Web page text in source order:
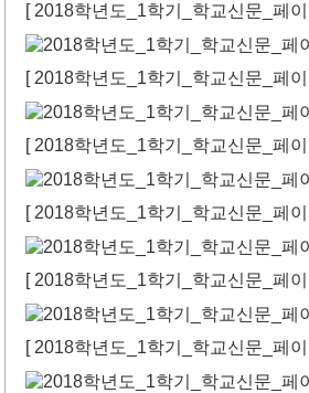
[ 2018학년도_1학기_학교신문_페
[ 2018학년도_1학기_학교신문_페
[ 2018학년도_1학기_학교신문_페
[ 2018학년도_1학기_학교신문_페
[ 2018학년도_1학기_학교신문_페
[ 2018학년도_1학기_학교신문_페